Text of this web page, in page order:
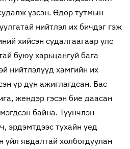
үзсэн. Өдөр тутмын
нийтлэл их бичдэг гэж
хийсэн судалгаагаар улс
буюу харьцангуй бага
нийтлэлүүд хамгийн их
үр дүн ажиглагдсан. Бас
жендэр гэсэн бие даасан
байна. Түүнчлэн
эрдэмтдээс тухайн үед
үйл явдалтай холбогдуулан